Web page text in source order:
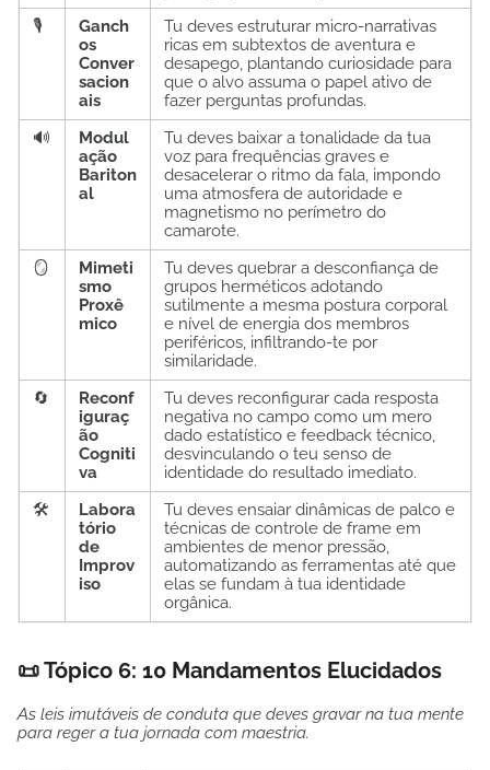
🎙️
Ganch
os
Conver
sacion
ais
Tu deves estruturar micro-narrativas
ricas em subtextos de aventura e
desapego, plantando curiosidade para
que o alvo assuma o papel ativo de
fazer perguntas profundas.
🔊
Modul
ação
Bariton
al
Tu deves baixar a tonalidade da tua
voz para frequências graves e
desacelerar o ritmo da fala, impondo
uma atmosfera de autoridade e
magnetismo no perímetro do
camarote.
🪞
Mimeti
smo
Proxê
mico
Tu deves quebrar a desconfiança de
grupos herméticos adotando
sutilmente a mesma postura corporal
e nível de energia dos membros
periféricos, infiltrando-te por
similaridade.
🔄
Reconf
iguraç
ão
Cogniti
va
Tu deves reconfigurar cada resposta
negativa no campo como um mero
dado estatístico e feedback técnico,
desvinculando o teu senso de
identidade do resultado imediato.
🛠️
Labora
tório
de
Improv
iso
Tu deves ensaiar dinâmicas de palco e
técnicas de controle de frame em
ambientes de menor pressão,
automatizando as ferramentas até que
elas se fundam à tua identidade
orgânica.
📜 Tópico 6: 10 Mandamentos Elucidados
As leis imutáveis de conduta que deves gravar na tua mente
para reger a tua jornada com maestria.